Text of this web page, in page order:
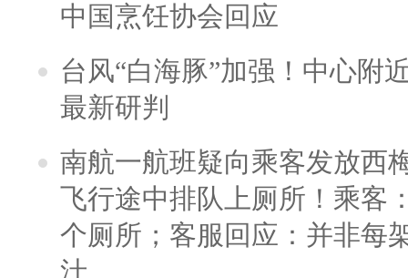
中国烹饪协会回应
台风“白海豚”加强！中心附
最新研判
南航一航班疑向乘客发放西
飞行途中排队上厕所！乘客
个厕所；客服回应：并非每
汁